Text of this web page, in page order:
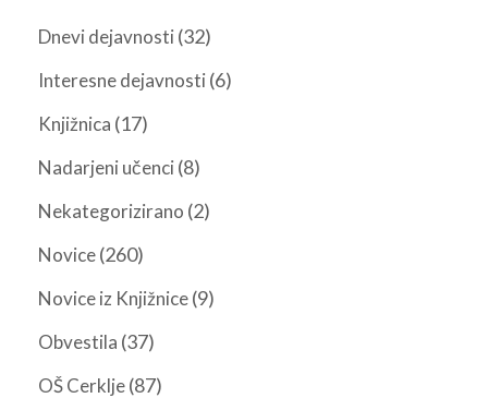
Dnevi dejavnosti (32)
Interesne dejavnosti (6)
Knjižnica (17)
Nadarjeni učenci (8)
Nekategorizirano (2)
Novice(260)
Novice iz Knjižnice(9)
Obvestila (37)
OŠ Cerklje(87)